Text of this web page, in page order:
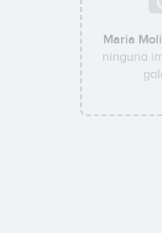
Maria
ninguna